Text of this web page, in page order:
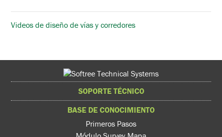
Videos de diseño de vías y corredores
SOPORTE TÉCNICO
BASE DE CONOCIMIENTO
Primeros Pasos